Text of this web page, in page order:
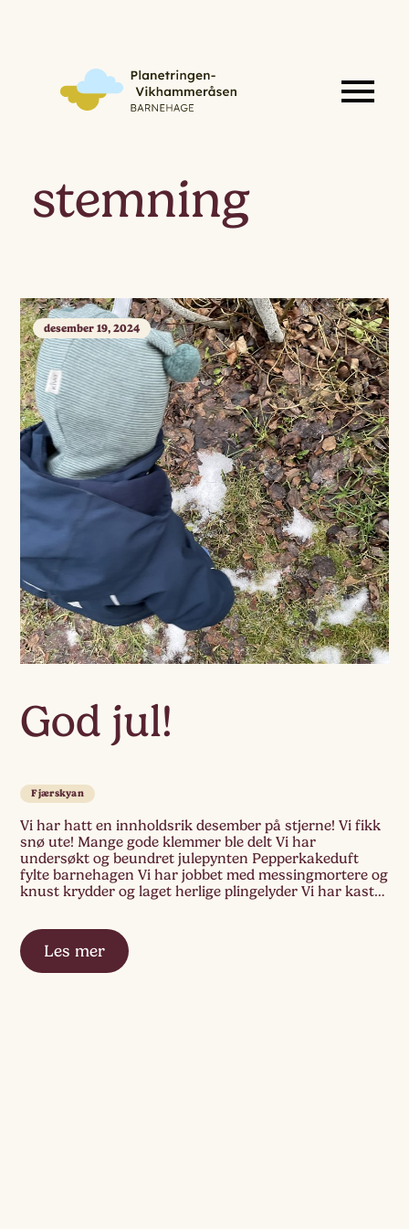
stemning
God jul!
desember 19, 2024
Fjærskyan
Vi har hatt en innholdsrik desember på stjerne! Vi fikk
snø ute! Mange gode klemmer ble delt Vi har
undersøkt og beundret julepynten Pepperkakeduft
fylte barnehagen Vi har jobbet med messingmortere og
knust krydder og laget herlige plingelyder Vi har kastet
Les mer